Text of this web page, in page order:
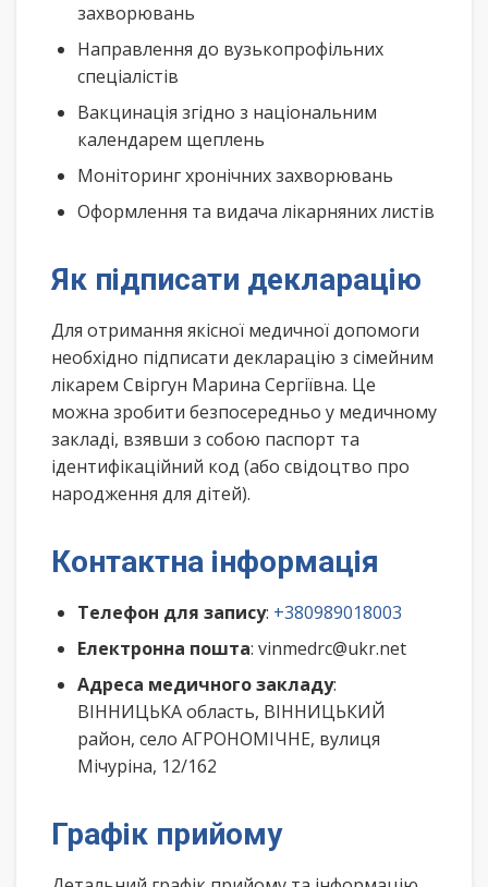
захворювань
Направлення до вузькопрофільних
спеціалістів
Вакцинація згідно з національним
календарем щеплень
Моніторинг хронічних захворювань
Оформлення та видача лікарняних листів
Як підписати декларацію
Для отримання якісної медичної допомоги
необхідно підписати декларацію з сімейним
лікарем Свіргун Марина Сергіївна. Це
можна зробити безпосередньо у медичному
закладі, взявши з собою паспорт та
ідентифікаційний код (або свідоцтво про
народження для дітей).
Контактна інформація
Телефон для запису: +380989018003
Електронна пошта: vinmedrc@ukr.net
Адреса медичного закладу:
ВІННИЦЬКА область, ВІННИЦЬКИЙ
район, село АГРОНОМІЧНЕ, вулиця
Мічуріна, 12/162
Графік прийому